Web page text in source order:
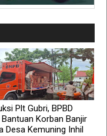
Plt Gubri, BPBD
Korban Banjir
Desa Kemuning Inhil